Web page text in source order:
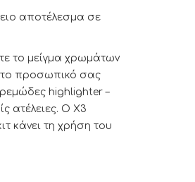
αποτέλεσμα σε
το μείγμα χρωμάτων
το προσωπικό σας
highlighter –
ατέλειες. Ο X3
κάνει τη χρήση του